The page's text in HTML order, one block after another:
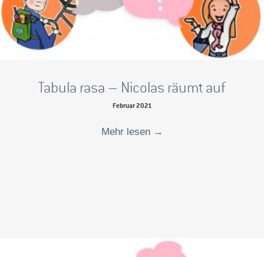
Tabula rasa – Nicolas räumt auf
Februar 2021
Mehr lesen →